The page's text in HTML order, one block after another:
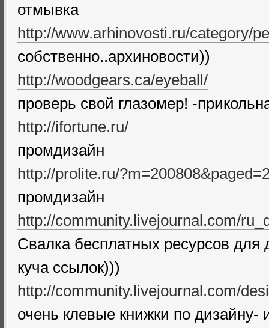
отмывка
http://www.arhinovosti.ru/category/
собственно..архиновости))
http://woodgears.ca/eyeball/
проверь свой глазомер! -
http://ifortune.ru/
промдизайн
http://prolite.ru/
промдизайн
http://community.livejournal.com/
Свалка бесплатных ресурсов
куча ссылок)))
http://community.livejournal.com/
очень клевые книжки по дизайну-